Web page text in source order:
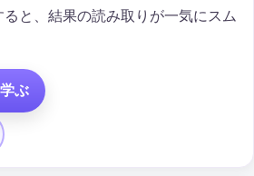
ると、結果の読み取りが一気にスム
ぶ